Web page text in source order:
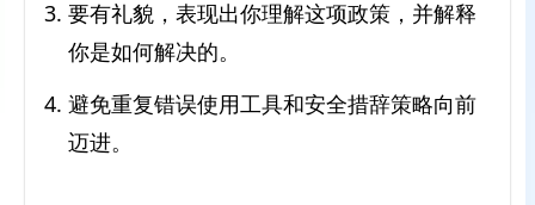
要有礼貌，表现出你理解这项政策，并解释
你是如何解决的。
避免重复错误使用工具和安全措辞策略向前
迈进。